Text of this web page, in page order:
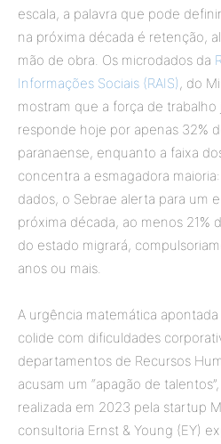
escala, a palavra que pode
na próxima década é retenção,
mão de obra. Os microdados da
Informações Sociais (RAIS), do
mostram que a força de trabalho
responde hoje por apenas 32%
paranaense, enquanto a faixa
concentra a esmagadora
dados, o Sebrae alerta para um
próxima década, ao menos 21%
do estado migrará,
anos ou mais.
A urgência matemática
colide com dificuldades
departamentos de Recursos
acusam um “apagão de
realizada em 2023 pela startup
consultoria Ernst & Young (EY)